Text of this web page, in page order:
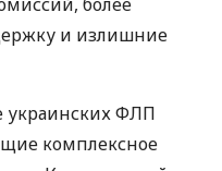
и излишние
украинских ФЛП
комплексное